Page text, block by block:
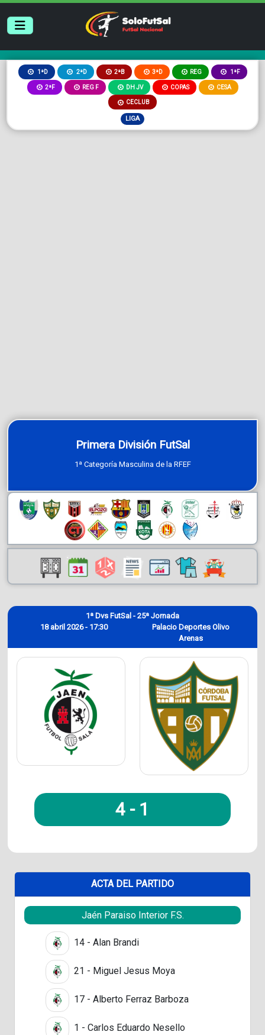
1ªD 2ªD 2ªB 3ªD REG 1ªF
2ªF REG F DH JV COPAS CESA
CECLUB
LIGA
Primera División FutSal
1ª Categoría Masculina de la RFEF
18 abril 2026 - 17:30
1ª Dvs FutSal - 25ª Jornada
Palacio Deportes Olivo
Arenas
4 - 1
ACTA DEL PARTIDO
Jaén Paraiso Interior F.S.
14 - Alan Brandi
21 - Miguel Jesus Moya
17 - Alberto Ferraz Barboza
1 - Carlos Eduardo Nesello